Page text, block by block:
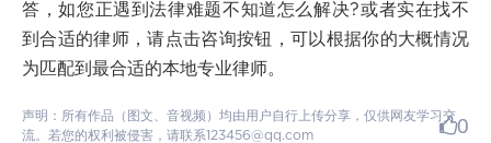
答，如您正遇到法律难题不知道怎么解决?或者实在找不
到合适的律师，请点击咨询按钮，可以根据你的大概情况
为匹配到最合适的本地专业律师。
声明：所有作品（图文、音视频）均由用户自行上传分享，仅供网友学习交
流。若您的权利被侵害，请联系123456@qq.com
0